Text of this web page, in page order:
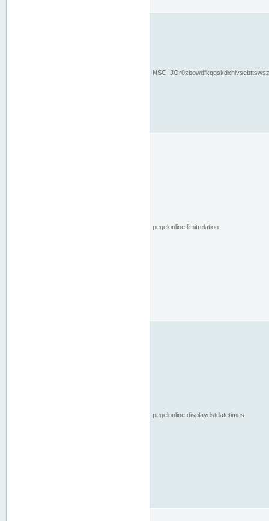
pegelonline.limitrelation
pegelonline.displaydstdatetimes